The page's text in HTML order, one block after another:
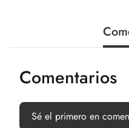
Comentarios
Sé el primero en